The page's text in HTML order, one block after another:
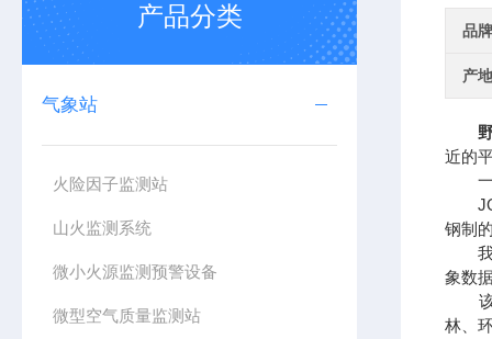
产品分类
气象站
火险因子监测站
山火监测系统
微小火源监测预警设备
微型空气质量监测站
品牌
产
近的
一
钢制
我公
象数
该设
林、